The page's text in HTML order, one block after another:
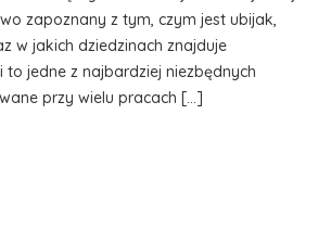
zapoznany z tym, czym jest ubijak,
w jakich dziedzinach znajduje
to jedne z najbardziej niezbędnych
przy wielu pracach […]